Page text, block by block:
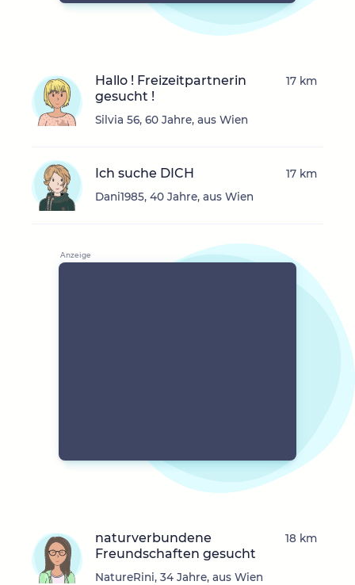
Hallo ! Freizeitpartnerin
gesucht !
Silvia 56, 60 Jahre, aus Wien
17 km
Ich suche DICH
Dani1985, 40 Jahre, aus Wien
17 km
naturverbundene
Freundschaften gesucht
NatureRini, 34 Jahre, aus Wien
18 km